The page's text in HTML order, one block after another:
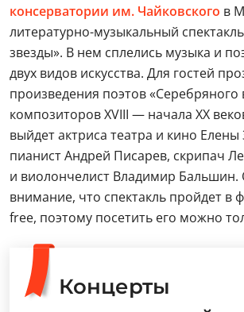
консерватории им. Чайковского в
литературно-музыкальный
звезды». В нем сплелись музыка и
двух видов искусства. Для гостей
произведения поэтов «Серебряного
композиторов XVIII — начала XX
выйдет актриса театра и кино Елены
пианист Андрей Писарев, скрипач
и виолончелист Владимир Бальшин.
внимание, что спектакль пройдет в
free, поэтому посетить его можно
Концерты